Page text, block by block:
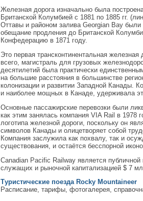
Железная дорога изначально была
Британской Колумбией с 1881 по 1885 гг.
Оттавы и районом залива Georgian Bay
обещание продления до Британской
Конфедерацию в 1871 году.
Это первая трансконтинентальная
всего, магистраль для грузовых
десятилетий была практически
на большие расстояния в большинстве
колонизации и развитии Западной Канады.
и наиболее мощных в Канаде, удерживала
Основные пассажирские перевозки были
как этим занялась компания VIA Rail в 1978
логотипа железной дороги, поскольку он
символов Канады и олицетворяет собой
Компания заслужила как похвалу, так и
существования, и остаётся бесспорной
Canadian Pacific Railway является
служащих и рыночной капитализацией $ 7
Tуристические поезда Rocky Mountaineer
Расписание, тарифы, фотогалерея,